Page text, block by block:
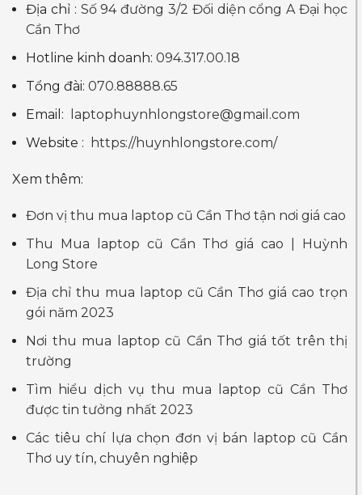
Địa chỉ : Số 94 đường 3/2 Đối diện cổng A Đại học
Cần Thơ
Hotline kinh doanh: 094.317.00.18
Tổng đài: 070.88888.65
Email:
laptophuynhlongstore@gmail.com
Website :
https://huynhlongstore.com/
Xem thêm:
Đơn vị thu mua laptop cũ Cần Thơ tận nơi giá cao
Thu Mua laptop cũ Cần Thơ giá cao | Huỳnh
Long Store
Địa chỉ thu mua laptop cũ Cần Thơ giá cao trọn
gói năm 2023
Nơi thu mua laptop cũ Cần Thơ giá tốt trên thị
trường
Tìm hiểu dịch vụ thu mua laptop cũ Cần Thơ
được tin tưởng nhất 2023
Các tiêu chí lựa chọn đơn vị bán laptop cũ Cần
Thơ uy tín, chuyên nghiệp